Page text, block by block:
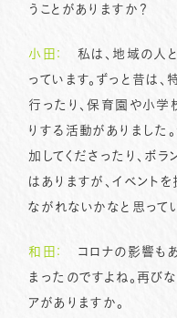
うことがありますか？
小田：
私は、地域の人
っています。ずっと昔は
行ったり、保育園や小
りする活動がありました
加してくださったり、ボラ
はありますが、イベント
ながれないかなと思ってい
和田：
コロナの影響もあ
まったのですよね。再び
アがありますか。